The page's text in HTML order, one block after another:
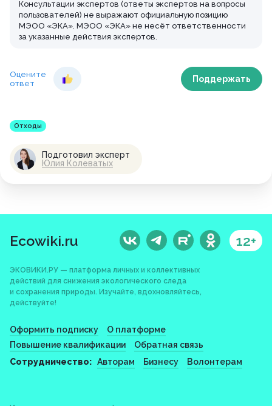
Консультации экспертов (ответы экспертов на вопросы
пользователей) не выражают официальную позицию
МЭОО «ЭКА». МЭОО «ЭКА» не несёт ответственности
за указанные действия экспертов.
Оцените
ответ
Поддержать
Отходы
Подготовил эксперт
Юлия Колеватых
Ecowiki.ru 12+
ЭКОВИКИ.РУ — платформа личных и коллективных
действий для снижения экологического следа
и сохранения природы. Изучайте, вдохновляйтесь,
действуйте!
Оформить подписку
О платформе
Повышение квалификации
Обратная связь
Сотрудничество: Авторам Бизнесу Волонтерам